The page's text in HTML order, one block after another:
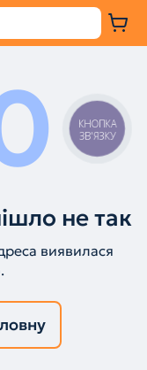
не так
виявилася
КНОПКА
ЗВ'ЯЗКУ